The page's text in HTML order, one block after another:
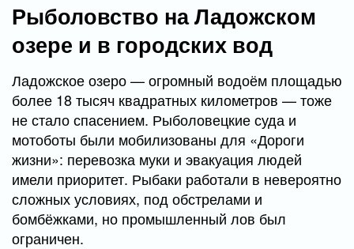
Рыболовство на Ладожском
озере и в городских вод
Ладожское озеро — огромный водоём площадью
более 18 тысяч квадратных километров — тоже
не стало спасением. Рыболовецкие суда и
мотоботы были мобилизованы для «Дороги
жизни»: перевозка муки и эвакуация людей
имели приоритет. Рыбаки работали в невероятно
сложных условиях, под обстрелами и
бомбёжками, но промышленный лов был
ограничен.